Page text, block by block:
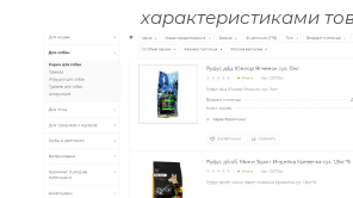
характеристиками